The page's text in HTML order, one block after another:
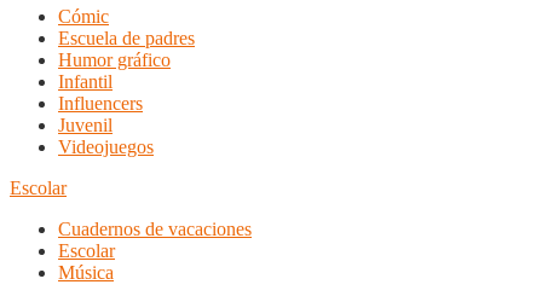
Cómic
Escuela de padres
Humor gráfico
Infantil
Influencers
Juvenil
Videojuegos
Escolar
Cuadernos de vacaciones
Escolar
Música